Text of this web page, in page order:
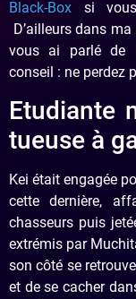
Black-Box si
D’ailleurs dans
vous ai parlé de
conseil : ne perdez
Etudiante
tueuse à
Kei était engagée
cette dernière,
chasseurs puis
extrémis par
son côté se
et de se cacher